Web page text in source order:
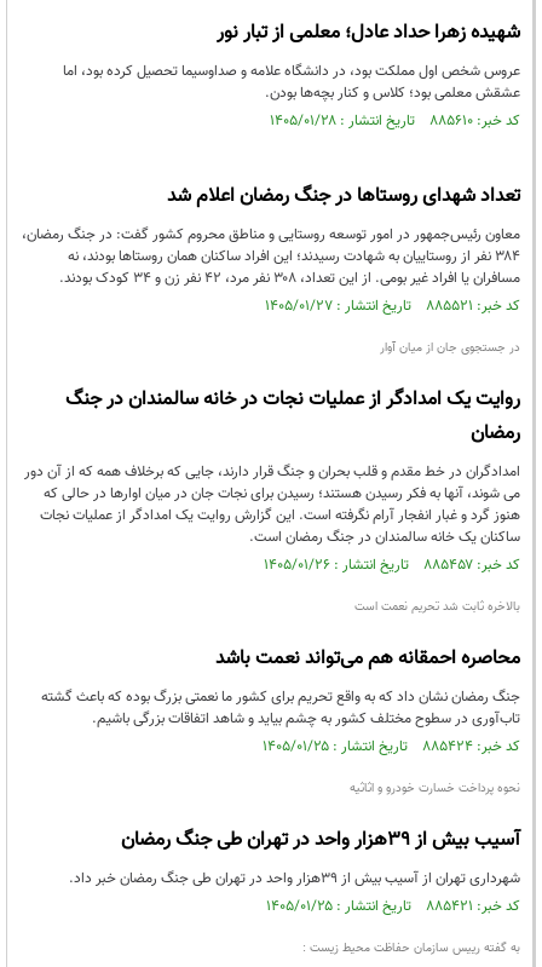
شهیده زهرا حداد عادل؛ معلمی از تبار نور
عروس شخص اول مملکت بود، در دانشگاه علامه و صداوسیما تحصیل کرده بود، اما
عشقش معلمی بود؛ کلاس و کنار بچه‌ها بودن.
کد خبر: ۸۸۵۶۱۰ تاریخ انتشار : ۱۴۰۵/۰۱/۲۸
تعداد شهدای روستاها در جنگ رمضان اعلام شد
معاون رئیس‌جمهور در امور توسعه روستایی و مناطق محروم کشور گفت: در جنگ رمضان،
۳۸۴ نفر از روستاییان به شهادت رسیدند؛ این افراد ساکنان همان روستاها بودند، نه
مسافران یا افراد غیر بومی. از این تعداد، ۳۰۸ نفر مرد، ۴۲ نفر زن و ۳۴ کودک بودند.
کد خبر: ۸۸۵۵۲۱ تاریخ انتشار : ۱۴۰۵/۰۱/۲۷
در جستجوی جان از میان آوار
روایت یک امدادگر از عملیات نجات در خانه سالمندان در جنگ
رمضان
امدادگران در خط مقدم و قلب بحران و جنگ قرار دارند، جایی که برخلاف همه که از آن دور
می شوند، آنها به فکر رسیدن هستند؛ رسیدن برای نجات جان در میان اوارها در حالی که
هنوز گرد و غبار انفجار آرام نگرفته است. این گزارش روایت یک امدادگر از عملیات نجات
ساکنان یک خانه سالمندان در جنگ رمضان است.
کد خبر: ۸۸۵۴۵۷ تاریخ انتشار : ۱۴۰۵/۰۱/۲۶
بالاخره ثابت شد تحریم نعمت است
محاصره احمقانه هم می‌تواند نعمت باشد
جنگ رمضان نشان داد که به واقع تحریم برای کشور ما نعمتی بزرگ بوده که باعث گشته
تاب‌آوری در سطوح مختلف کشور به چشم بیاید و شاهد اتفاقات بزرگی باشیم.
کد خبر: ۸۸۵۴۲۴ تاریخ انتشار : ۱۴۰۵/۰۱/۲۵
نحوه پرداخت خسارت خودرو و اثاثیه
آسیب‌ بیش از ۳۹هزار واحد در تهران طی جنگ رمضان
شهرداری تهران از آسیب‌ بیش از ۳۹هزار واحد در تهران طی جنگ رمضان خبر داد.
کد خبر: ۸۸۵۴۲۱ تاریخ انتشار : ۱۴۰۵/۰۱/۲۵
به گفته رییس سازمان حفاظت محیط زیست :